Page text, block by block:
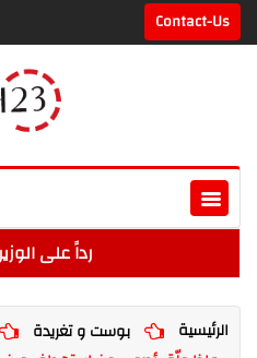
Contact-Us
رداً على
الرئيسية
بوست و تغريدة